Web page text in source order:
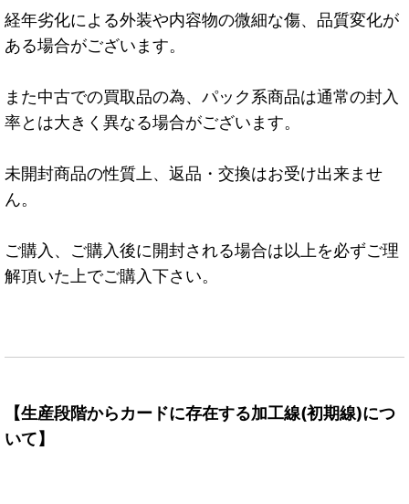
経年劣化による外装や内容物の微細な傷、品質変化が
ある場合がございます。
また中古での買取品の為、パック系商品は通常の封入
率とは大きく異なる場合がございます。
未開封商品の性質上、返品・交換はお受け出来ませ
ん。
ご購入、ご購入後に開封される場合は以上を必ずご理
解頂いた上でご購入下さい。
【生産段階からカードに存在する加工線(初期線)につ
いて】